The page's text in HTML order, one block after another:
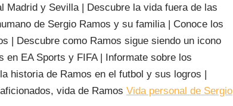
Madrid y Sevilla | Descubre la vida fuera de las
de Sergio Ramos y su familia | Conoce los
| Descubre como Ramos sigue siendo un icono
EA Sports y FIFA | Informate sobre los
historia de Ramos en el futbol y sus logros |
vida de Ramos Vida personal de Sergio